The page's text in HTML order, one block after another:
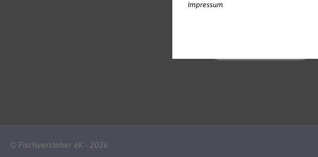
BILDARCHIV
© Fischversteher eK - 2026
Impressum